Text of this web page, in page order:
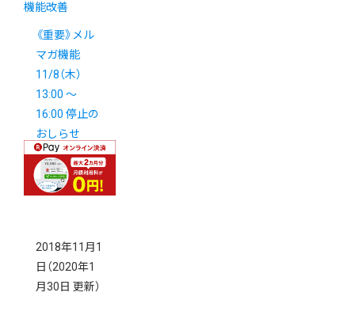
機能改善
《重要》メル
マガ機能
11/8（木）
13:00 〜
16:00 停止の
おしらせ
2018年11月1
日 （2020年1
月30日 更新）